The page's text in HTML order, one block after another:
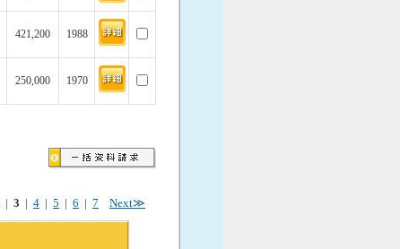
421,200 1988
250,000 1970
3 4 5 6 7 Next≫